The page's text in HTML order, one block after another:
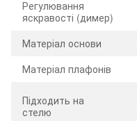
Регулювання
яскравості (димер)
Матеріал основи
Матеріал плафонів
Підходить на
стелю